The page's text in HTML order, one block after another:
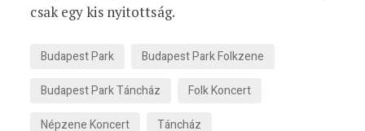
csak egy kis nyitottság.
Budapest Park
Budapest Park Folkzene
Budapest Park Táncház
Folk Koncert
Népzene Koncert
Táncház